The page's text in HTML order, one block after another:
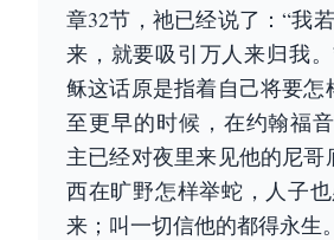
章32节，祂已经说了：“我
来，就要吸引万人来归我
稣这话原是指着自己将要怎
至更早的时候，在约翰福音
主已经对夜里来见他的尼哥
西在旷野怎样举蛇，人子
来；叫一切信他的都得永生